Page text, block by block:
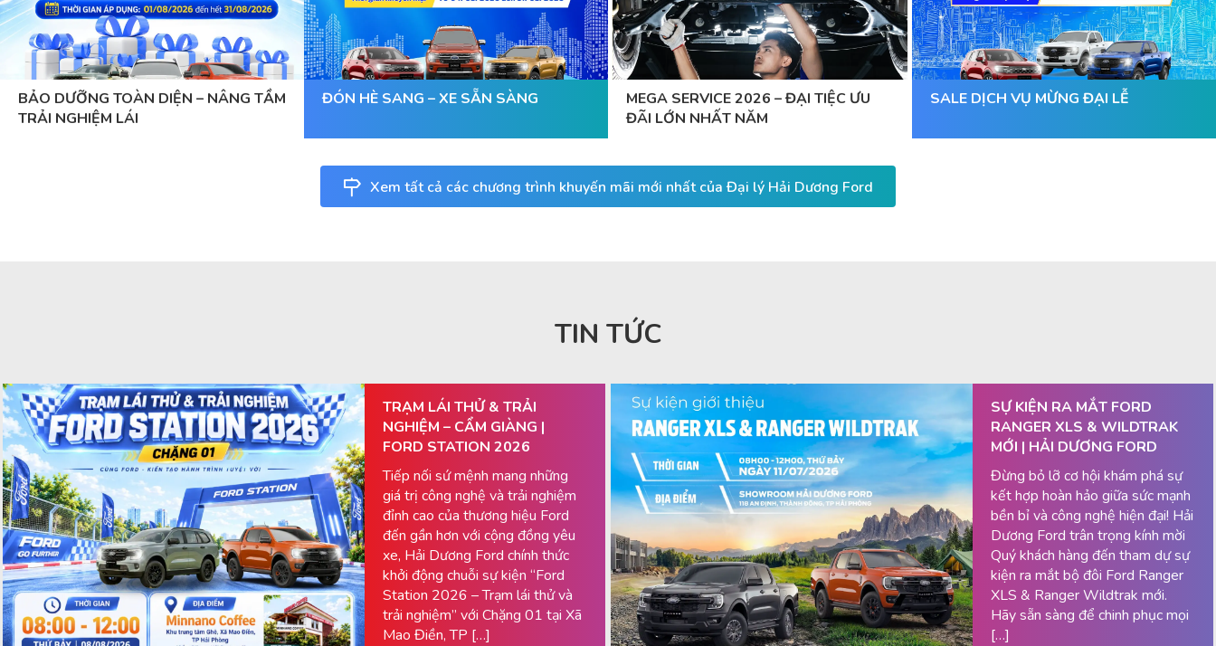
BẢO DƯỠNG TOÀN DIỆN – NÂNG TẦM
TRẢI NGHIỆM LÁI
ĐÓN HÈ SANG – XE SẴN SÀNG
MEGA SERVICE 2026 – ĐẠI TIỆC ƯU
ĐÃI LỚN NHẤT NĂM
SALE DỊCH VỤ MỪNG ĐẠI LỄ
Xem tất cả các chương trình khuyến mãi mới nhất của Đại lý Hải Dương Ford
TIN TỨC
TRẠM LÁI THỬ & TRẢI
NGHIỆM – CẨM GIÀNG |
FORD STATION 2026
Tiếp nối sứ mệnh mang những
giá trị công nghệ và trải nghiệm
đỉnh cao của thương hiệu Ford
đến gần hơn với cộng đồng yêu
xe, Hải Dương Ford chính thức
khởi động chuỗi sự kiện “Ford
Station 2026 – Trạm lái thử và
trải nghiệm” với Chặng 01 tại Xã
Mao Điền, TP […]
SỰ KIỆN RA MẮT FORD
RANGER XLS & WILDTRAK
MỚI | HẢI DƯƠNG FORD
Đừng bỏ lỡ cơ hội khám phá sự
kết hợp hoàn hảo giữa sức mạnh
bền bỉ và công nghệ hiện đại! Hải
Dương Ford trân trọng kính mời
Quý khách hàng đến tham dự sự
kiện ra mắt bộ đôi Ford Ranger
XLS & Ranger Wildtrak mới.
Hãy sẵn sàng để chinh phục mọi
[…]